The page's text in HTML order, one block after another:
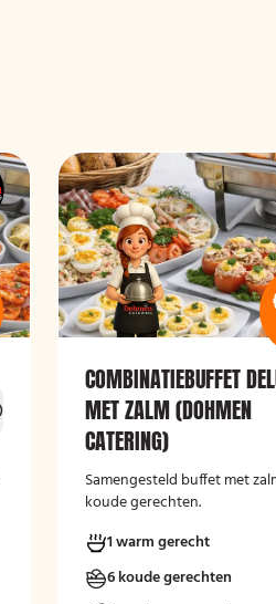
COMBINATIEBUFFET
MET ZALM (DOHMEN
CATERING)
Samengesteld buffet met
koude gerechten.
1 warm gerecht
6 koude gerechten